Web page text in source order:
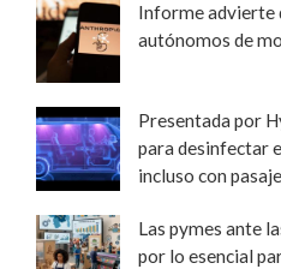
Informe advierte
autónomos de
Presentada por
para desinfectar
incluso con
Las pymes ante
por lo esencial